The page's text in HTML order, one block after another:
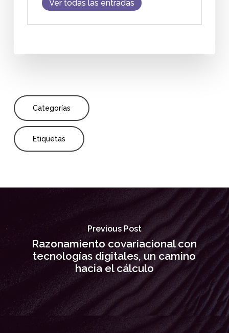
Ver todas las entradas
Categorías
Etiquetas
Previous Post
Razonamiento covariacional con
tecnologías digitales, un camino
hacia el cálculo